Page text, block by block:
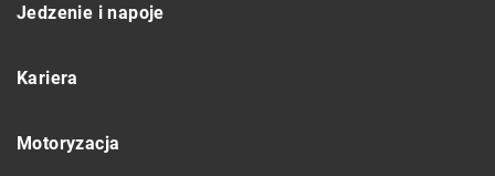
Jedzenie i napoje
Kariera
Motoryzacja